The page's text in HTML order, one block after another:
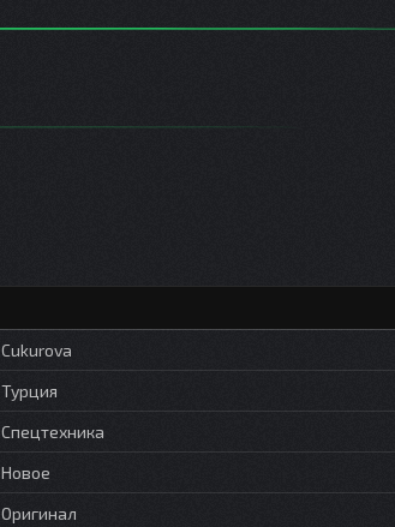
Cukurova
Турция
Спецтехника
Новое
Оригинал